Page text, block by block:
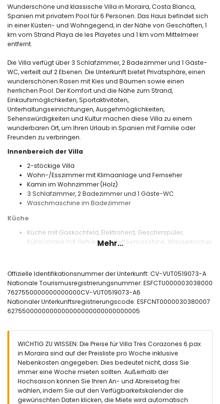
Wunderschöne und klassische Villa in Moraira, Costa Blanca,
Spanien mit privatem Pool für 6 Personen. Das Haus befindet sich
in einer Küsten- und Wohngegend, in der Nähe von Geschäften, 1
km vom Strand Playa de les Playetes und 1 km vom Mittelmeer
entfernt.
Die Villa verfügt über 3 Schlafzimmer, 2 Badezimmer und 1 Gäste-
WC, verteilt auf 2 Ebenen. Die Unterkunft bietet Privatsphäre, einen
wunderschönen Rasen mit Kies und Bäumen sowie einen
herrlichen Pool. Der Komfort und die Nähe zum Strand,
Einkaufsmöglichkeiten, Sportaktivitäten,
Unterhaltungseinrichtungen, Ausgehmöglichkeiten,
Sehenswürdigkeiten und Kultur machen diese Villa zu einem
wunderbaren Ort, um Ihren Urlaub in Spanien mit Familie oder
Freunden zu verbringen.
Innenbereich der Villa
2-stöckige Villa
Wohn-/Esszimmer mit Klimaanlage und Fernseher
Kamin im Wohnzimmer (Holz)
3 Schlafzimmer, 2 Badezimmer und 1 Gäste-WC
Waschmaschine im Badezimmer
Küche
Küche mit Gaskochfeld, Elektroherd, Geschirrspüler,
Kühlschrank mit Gefrierfach, Kaffeemaschine, Wasserkocher
Schlafzimmer mit Klimaanlage, Doppelbett und eigenem
Badezimmer
Schlafzimmer mit Klimaanlage und Doppelbett
Schlafzimmer mit Klimaanlage, Doppelbett und Ventilator
Außenbereich der Villa
Eingezäuntes Grundstück
Privater Pool mit einer Größe von 8m x 4m
Schöner Rasen mit Kies, Bäumen und Gartenmöbeln mit
Sonnenliegen
Mehr...
Offizielle Identifikationsnummer der Unterkunft: CV-VUT0519073-A
Nationale Tourismusregistrierungsnummer: ESFCTU000003038000
7627550000000000000CV-VUT0519073-A6
Nationaler Unterkunftsregistrierungscode: ESFCNT0000030380007
6275500000000000000000000000000005
WICHTIG ZU WISSEN: Die Preise für Villa Tres Corazones 6 pax
in Moraira sind auf der Preisliste pro Woche inklusive
Nebenkosten angegeben. Dies bedeutet nicht, dass Sie
immer eine Woche mieten sollten. Außerhalb der
Hochsaison können Sie Ihren An- und Abreisetag frei
wählen, indem Sie auf den Verfügbarkeitskalender die
gewünschten Daten klicken, die Miete wird automatisch